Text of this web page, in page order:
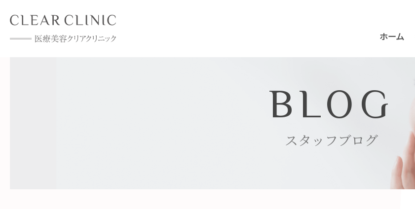
ホーム
BLOG
スタッフブログ